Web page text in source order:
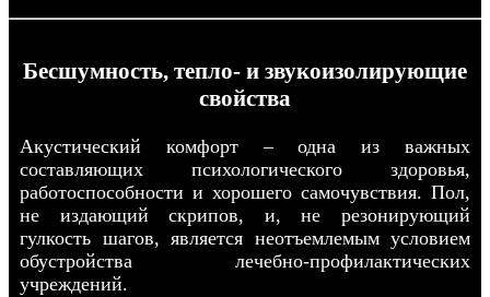
Бесшумность, тепло- и звукоизолирующие
свойства
Акустический комфорт – одна из важных
составляющих психологического здоровья,
работоспособности и хорошего самочувствия. Пол,
не издающий скрипов, и, не резонирующий
гулкость шагов, является неотъемлемым условием
обустройства лечебно-профилактических
учреждений.